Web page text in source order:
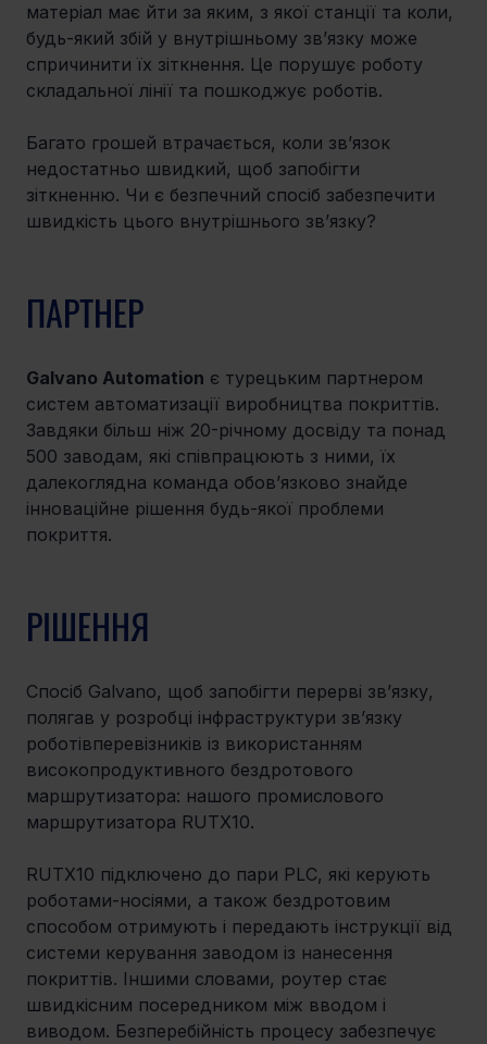
матеріал має йти за яким, з якої станції та коли,
будь-який збій у внутрішньому зв’язку може
спричинити їх зіткнення. Це порушує роботу
складальної лінії та пошкоджує роботів.
Багато грошей втрачається, коли зв’язок
недостатньо швидкий, щоб запобігти
зіткненню. Чи є безпечний спосіб забезпечити
швидкість цього внутрішнього зв’язку?
ПАРТНЕР
Galvano Automation є турецьким партнером
систем автоматизації виробництва покриттів.
Завдяки більш ніж 20-річному досвіду та понад
500 заводам, які співпрацюють з ними, їх
далекоглядна команда обов’язково знайде
інноваційне рішення будь-якої проблеми
покриття.
РІШЕННЯ
Спосіб Galvano, щоб запобігти перерві зв’язку,
полягав у розробці інфраструктури зв’язку
роботівперевізників із використанням
високопродуктивного бездротового
маршрутизатора: нашого промислового
маршрутизатора RUTX10.
RUTX10 підключено до пари PLC, які керують
роботами-носіями, а також бездротовим
способом отримують і передають інструкції від
системи керування заводом із нанесення
покриттів. Іншими словами, роутер стає
швидкісним посередником між вводом і
виводом. Безперебійність процесу забезпечує